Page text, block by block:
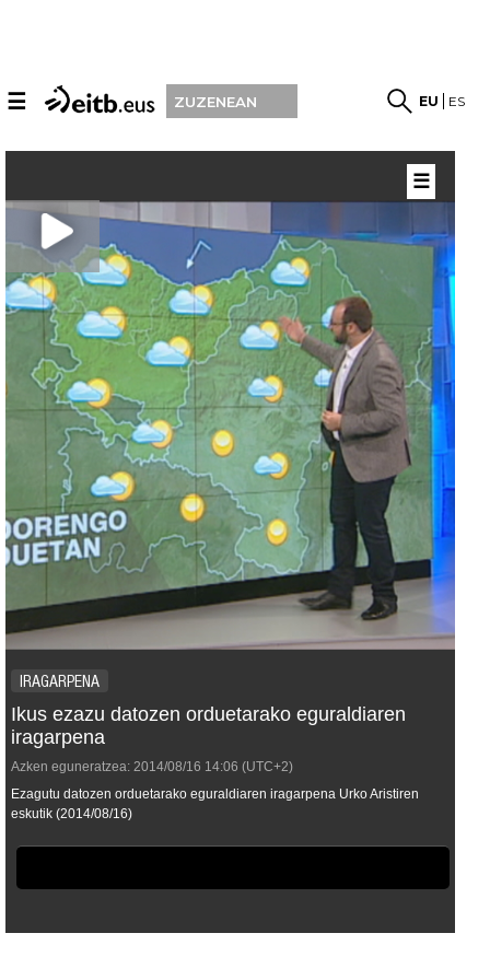
☰ ZUZENEAN EU ES
IRAGARPENA
Ikus ezazu datozen orduetarako eguraldiaren
iragarpena
Azken eguneratzea: 2014/08/16 14:06 (UTC+2)
Ezagutu datozen orduetarako eguraldiaren iragarpena Urko Aristiren
eskutik (2014/08/16)
☰